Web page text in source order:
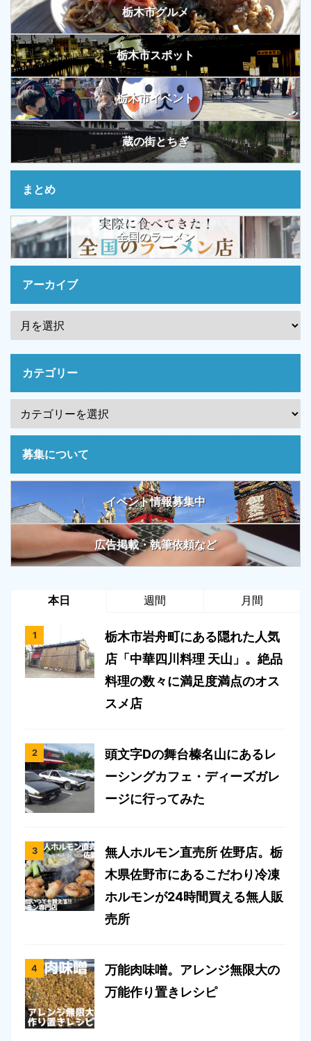
栃木市グルメ
栃木市スポット
栃木市イベント
蔵の街とちぎ
まとめ
全国のラーメン
アーカイブ
カテゴリー
募集について
イベント情報募集中
広告掲載・執筆依頼など
本日 週間 月間
栃木市岩舟町にある隠れた人気
店「中華四川料理 天山」。絶品
料理の数々に満足度満点のオス
スメ店
頭文字Dの舞台榛名山にあるレ
ーシングカフェ・ディーズガレ
ージに行ってみた
無人ホルモン直売所 佐野店。栃
木県佐野市にあるこだわり冷凍
ホルモンが24時間買える無人販
売所
万能肉味噌。アレンジ無限大の
万能作り置きレシピ